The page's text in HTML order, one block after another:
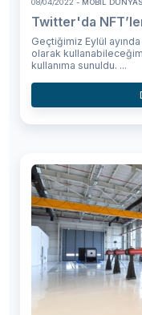
08/04/2022 - MOBIL
Twitter'da
Geçtiğimiz Eylül
olarak
kullanıma sunuldu. ...